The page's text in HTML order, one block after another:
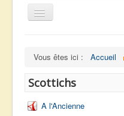
Basculer
la
Albums
Facebook
Partitions
Vous êtes ici : Accueil
Scottichs
A l'Ancienne